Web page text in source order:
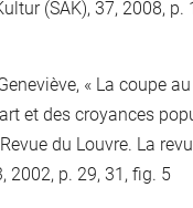
(SAK), 37, 2008, p.
« La coupe
et des croyances
du Louvre. La
2002, p. 29, 31, fig. 5